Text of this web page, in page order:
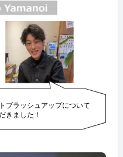
ブラッシュアップについて
きました！